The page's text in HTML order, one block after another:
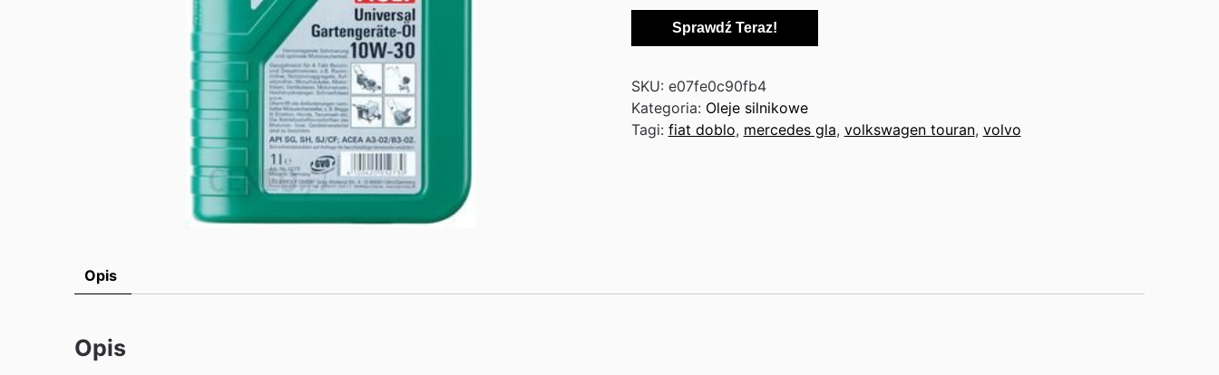
Sprawdź Teraz!
SKU: e07fe0c90fb4
Kategoria: Oleje silnikowe
Tagi: fiat doblo, mercedes gla, volkswagen touran, volvo
Opis
Opis